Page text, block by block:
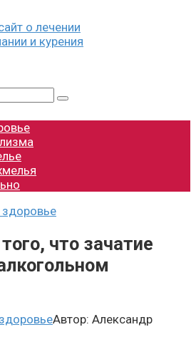
что зачатие
Автор: Александр